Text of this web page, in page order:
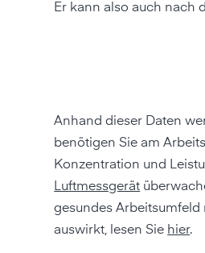
Er kann also auch nach
Anhand dieser Daten
benötigen Sie am
Konzentration und
Luftmessgerät
gesundes Arbeitsumfeld
auswirkt, lesen Sie hier.